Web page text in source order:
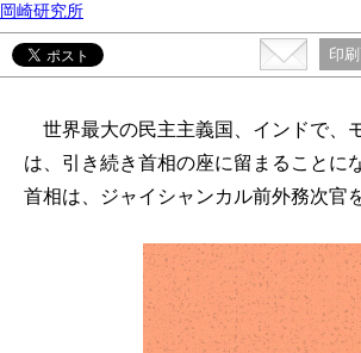
岡崎研究所
印
世界最大の民主主義国、インドで、
は、引き続き首相の座に留まることに
首相は、ジャイシャンカル前外務次官